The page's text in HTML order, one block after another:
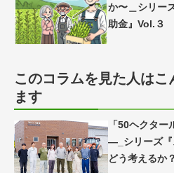
か〜＿シリー
助金』Vol.３
このコラムを見た人は
ます
「50ヘクター
―_シリーズ『
どう考えるか